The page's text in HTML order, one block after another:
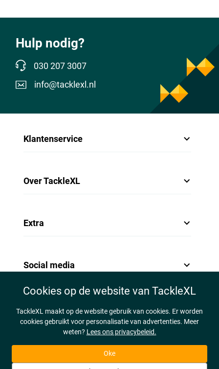
Hulp nodig?
030 207 3007
info@tacklexl.nl
Klantenservice
Over TackleXL
Extra
Social media
Cookies op de website van TackleXL
TackleXL maakt op de website gebruik van cookies. Er worden
cookies gebruikt voor personalisatie van advertenties. Meer
weten? Lees ons privacybeleid.
Oke